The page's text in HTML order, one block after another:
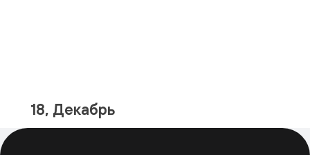
18, Декабрь